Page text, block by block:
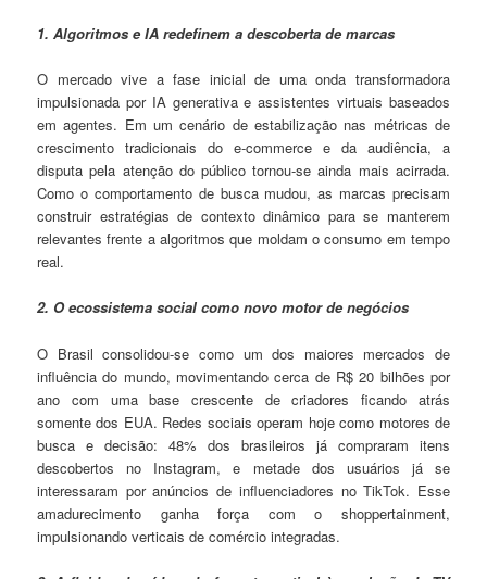
1. Algoritmos e IA redefinem a descoberta de marcas
O mercado vive a fase inicial de uma onda transformadora
impulsionada por IA generativa e assistentes virtuais baseados
em agentes. Em um cenário de estabilização nas métricas de
crescimento tradicionais do e-commerce e da audiência, a
disputa pela atenção do público tornou-se ainda mais acirrada.
Como o comportamento de busca mudou, as marcas precisam
construir estratégias de contexto dinâmico para se manterem
relevantes frente a algoritmos que moldam o consumo em tempo
real.
2. O ecossistema social como novo motor de negócios
O Brasil consolidou-se como um dos maiores mercados de
influência do mundo, movimentando cerca de R$ 20 bilhões por
ano com uma base crescente de criadores ficando atrás
somente dos EUA. Redes sociais operam hoje como motores de
busca e decisão: 48% dos brasileiros já compraram itens
descobertos no Instagram, e metade dos usuários já se
interessaram por anúncios de influenciadores no TikTok. Esse
amadurecimento ganha força com o shoppertainment,
impulsionando verticais de comércio integradas.